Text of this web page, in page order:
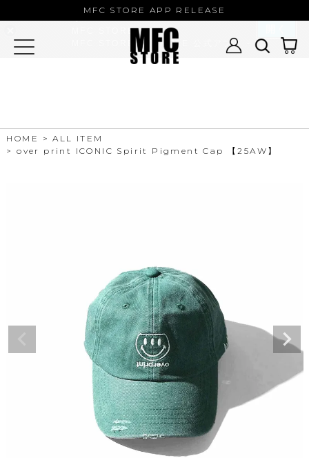
MFC STORE APP RELEASE
HOME
ALL ITEM
over print ICONIC Spirit Pigment Cap 【25AW】
MFC STORE
MFC STORE/EXAMPLE 公式アプリ -
Google Play